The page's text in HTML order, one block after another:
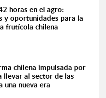
horas en el agro:
y oportunidades para la
frutícola chilena
chilena impulsada por
llevar al sector de las
una nueva era